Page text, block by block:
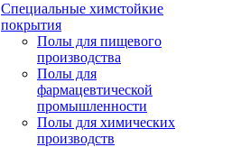
Специальные химстойкие
покрытия
Полы для пищевого
производства
Полы для
фармацевтической
промышленности
Полы для химических
производств